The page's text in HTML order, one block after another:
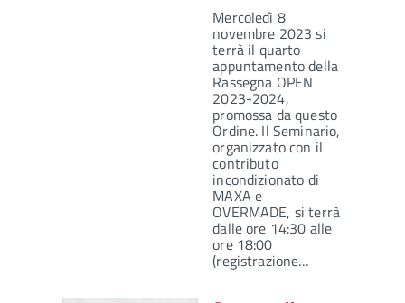
Mercoledì 8
novembre 2023 si
terrà il quarto
appuntamento della
Rassegna OPEN
2023-2024,
promossa da questo
Ordine. Il Seminario,
organizzato con il
contributo
incondizionato di
MAXA e
OVERMADE, si terrà
dalle ore 14:30 alle
ore 18:00
(registrazione…